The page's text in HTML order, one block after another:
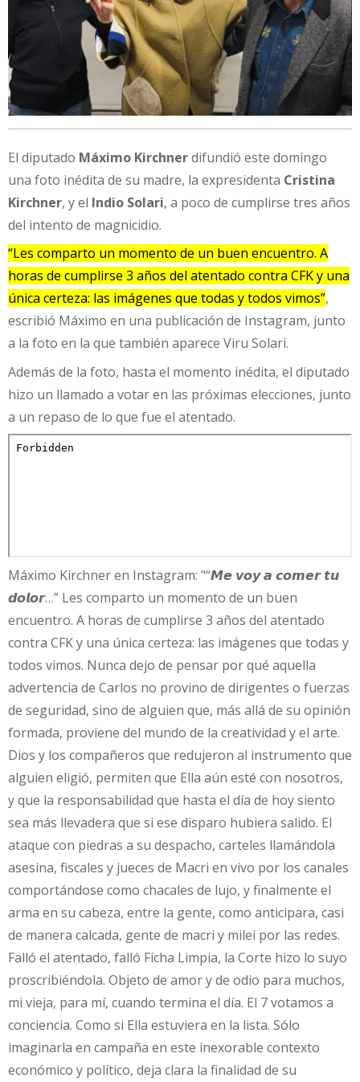
El diputado Máximo Kirchnerdifundió este domingo
una foto inédita de su madre, la expresidenta Cristina
Kirchner, y el Indio Solari, a poco de cumplirse tres años
del intento de magnicidio.
“Les comparto un momento de un buen encuentro. A
horas de cumplirse 3 años del atentado contra CFK y una
única certeza: las imágenes que todas y todos vimos”,
escribió Máximo en una publicación de Instagram, junto
a la foto en la que también aparece Viru Solari.
Además de la foto, hasta el momento inédita, el diputado
hizo un llamado a votar en las próximas elecciones, junto
a un repaso de lo que fue el atentado.
Máximo Kirchner en Instagram: "“𝙈𝙚 𝙫𝙤𝙮 𝙖 𝙘𝙤𝙢𝙚𝙧 𝙩𝙪
𝙙𝙤𝙡𝙤𝙧…” Les comparto un momento de un buen
encuentro. A horas de cumplirse 3 años del atentado
contra CFK y una única certeza: las imágenes que todas y
todos vimos. Nunca dejo de pensar por qué aquella
advertencia de Carlos no provino de dirigentes o fuerzas
de seguridad, sino de alguien que, más allá de su opinión
formada, proviene del mundo de la creatividad y el arte.
Dios y los compañeros que redujeron al instrumento que
alguien eligió, permiten que Ella aún esté con nosotros,
y que la responsabilidad que hasta el día de hoy siento
sea más llevadera que si ese disparo hubiera salido. El
ataque con piedras a su despacho, carteles llamándola
asesina, fiscales y jueces de Macri en vivo por los canales
comportándose como chacales de lujo, y finalmente el
arma en su cabeza, entre la gente, como anticipara, casi
de manera calcada, gente de macri y milei por las redes.
Falló el atentado, falló Ficha Limpia, la Corte hizo lo suyo
proscribiéndola. Objeto de amor y de odio para muchos,
mi vieja, para mí, cuando termina el día. El 7 votamos a
conciencia. Como si Ella estuviera en la lista. Sólo
imaginarla en campaña en este inexorable contexto
económico y político, deja clara la finalidad de su